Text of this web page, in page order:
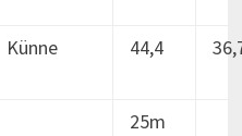
Künne 44,4
25m